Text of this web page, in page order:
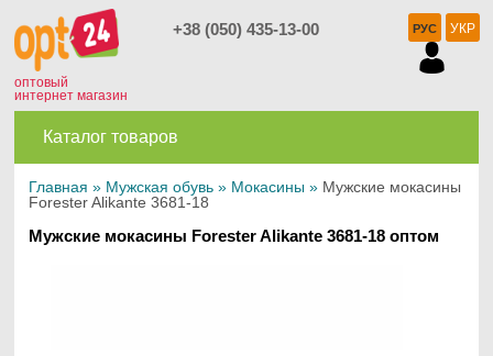
оптовый
интернет магазин
+38 (050) 435-13-00 РУС УКР
Каталог товаров
Главная » Мужская обувь » Мокасины » Мужские мокасины
Forester Alikante 3681-18
Мужские мокасины Forester Alikante 3681-18 оптом